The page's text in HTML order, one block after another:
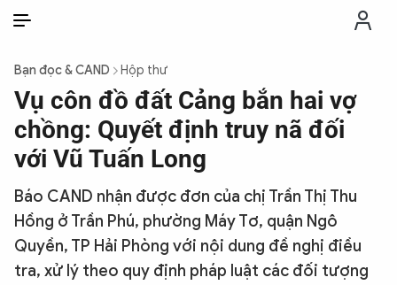
THỜI SỰ
CHỐNG DIỄN BIẾN HÒA BÌNH
CÔNG AN TRONG LÒNG DÂN
XÃ HỘI
Bạn đọc & CAND Hộp thư
Vụ côn đồ đất Cảng bắn hai vợ
chồng: Quyết định truy nã đối
với Vũ Tuấn Long
Báo CAND nhận được đơn của chị Trần Thị Thu
Hồng ở Trần Phú, phường Máy Tơ, quận Ngô
Quyền, TP Hải Phòng với nội dung đề nghị điều
tra, xử lý theo quy định pháp luật các đối tượng